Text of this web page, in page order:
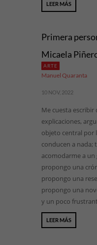
LEER MÁS
Primera
Micaela
ARTE
Manuel Quaranta
10 NOV, 2022
Me cuesta
explicaciones,
objeto central por
conducen a nada;
acomodarme a un
propongo una
propongo una
propongo una
y un poco
LEER MÁS